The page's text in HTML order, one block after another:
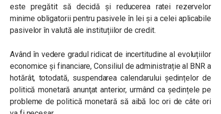
este pregătit să decidă și reducerea ratei rezervelor
minime obligatorii pentru pasivele în lei și a celei aplicabile
pasivelor în valută ale instituțiilor de credit.
Având în vedere gradul ridicat de incertitudine al evoluțiilor
economice și financiare, Consiliul de administrație al BNR a
hotărât, totodată, suspendarea calendarului ședințelor de
politică monetară anunţat anterior, urmând ca ședințele pe
probleme de politică monetară să aibă loc ori de câte ori